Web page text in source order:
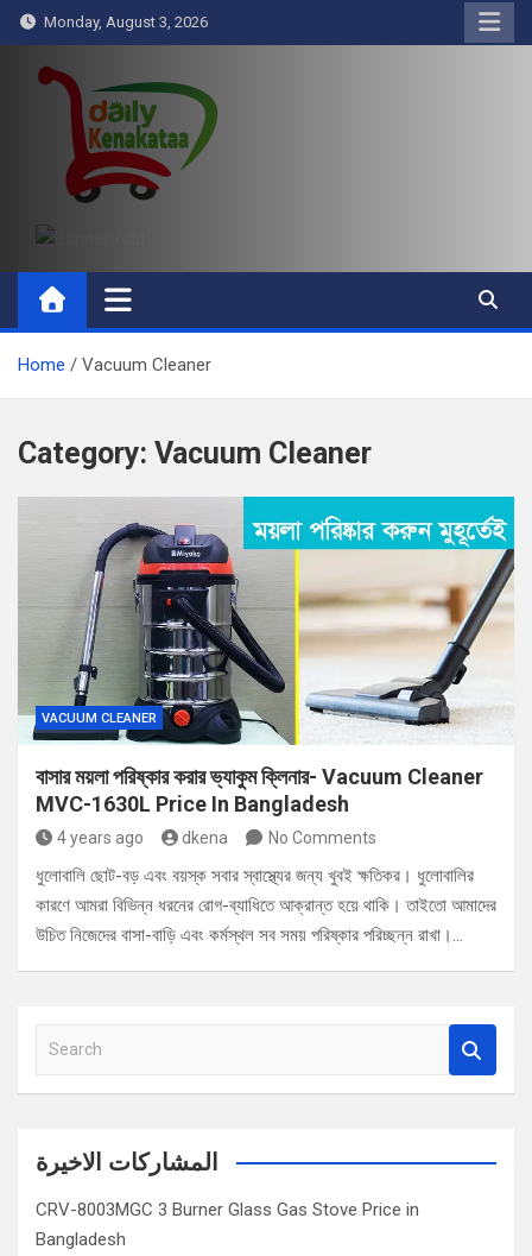
Skip
to
content
Monday, August 3, 2026
Daily Kenakataa
Essential Product Videos
Home Vacuum Cleaner
Category: Vacuum Cleaner
VACUUM CLEANER
বাসার ময়লা পরিষ্কার করার ভ্যাকুম ক্লিনার- Vacuum Cleaner
MVC-1630L Price In Bangladesh
4 years ago dkena No Comments
ধুলোবালি ছোট-বড় এবং বয়স্ক সবার স্বাস্থ্যের জন্য খুবই ক্ষতিকর। ধুলোবালির
কারণে আমরা বিভিন্ন ধরনের রোগ-ব্যাধিতে আক্রান্ত হয়ে থাকি। তাইতো আমাদের
উচিত নিজেদের বাসা-বাড়ি এবং কর্মস্থল সব সময় পরিষ্কার পরিচ্ছন্ন রাখা।…
a
c
المشاركات الاخيرة
CRV-8003MGC 3 Burner Glass Gas Stove Price in
Bangladesh